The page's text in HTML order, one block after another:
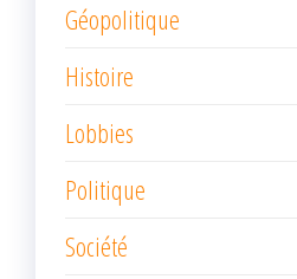
Géopolitique
Histoire
Lobbies
Politique
Société